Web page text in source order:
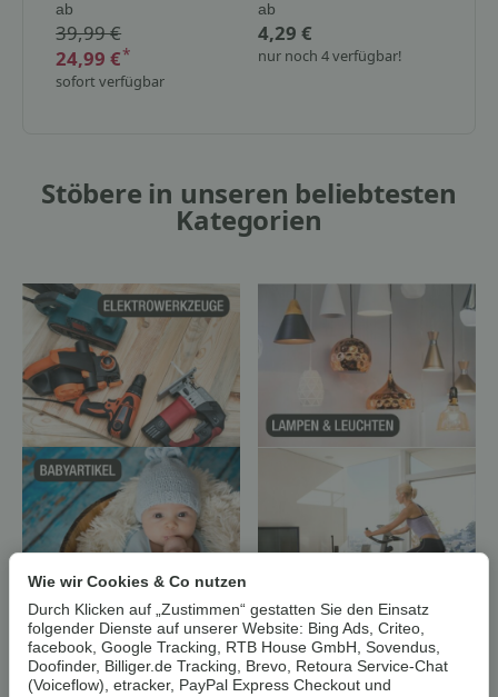
ab
39,99 €
24,99 €*
sofort verfügbar
ab
4,29 €
nur noch 4 verfügbar!
Stöbere in unseren beliebtesten
Kategorien
Wie wir Cookies & Co nutzen
Durch Klicken auf „Zustimmen“ gestatten Sie den Einsatz
folgender Dienste auf unserer Website: Bing Ads, Criteo,
facebook, Google Tracking, RTB House GmbH, Sovendus,
Doofinder, Billiger.de Tracking, Brevo, Retoura Service-Chat
(Voiceflow), etracker, PayPal Express Checkout und